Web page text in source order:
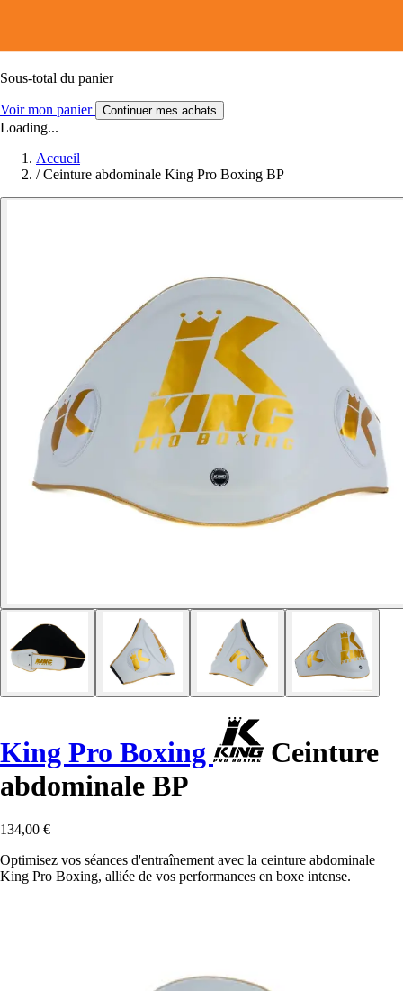
Sous-total du panier
Voir mon panier Continuer mes achats
Loading...
Accueil
/ Ceinture abdominale King Pro Boxing BP
King Pro Boxing
Ceinture
abdominale BP
134,00 €
Optimisez vos séances d'entraînement avec la ceinture abdominale
King Pro Boxing, alliée de vos performances en boxe intense.